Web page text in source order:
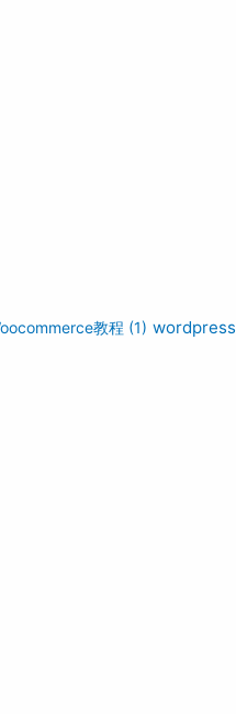
教程 (1) wordpress